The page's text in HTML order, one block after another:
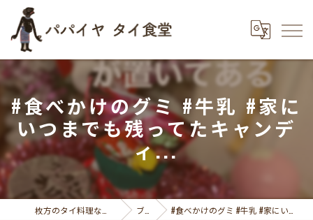
#食べかけのグミ #牛乳 #家に
いつまでも残ってたキャンデ
ィ...
ブログ #食べかけのグミ #牛乳 #家にいつまでも残ってたキャンディ...